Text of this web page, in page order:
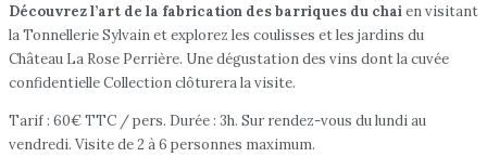
Découvrez l’art de la fabrication des barriques du chaien visitant
la Tonnellerie Sylvain et explorez les coulisses et les jardins du
Château La Rose Perrière. Une dégustation des vins dont la cuvée
confidentielle Collection clôturera la visite.
Tarif : 60€ TTC / pers. Durée : 3h. Sur rendez-vous du lundi au
vendredi. Visite de 2 à 6 personnes maximum.